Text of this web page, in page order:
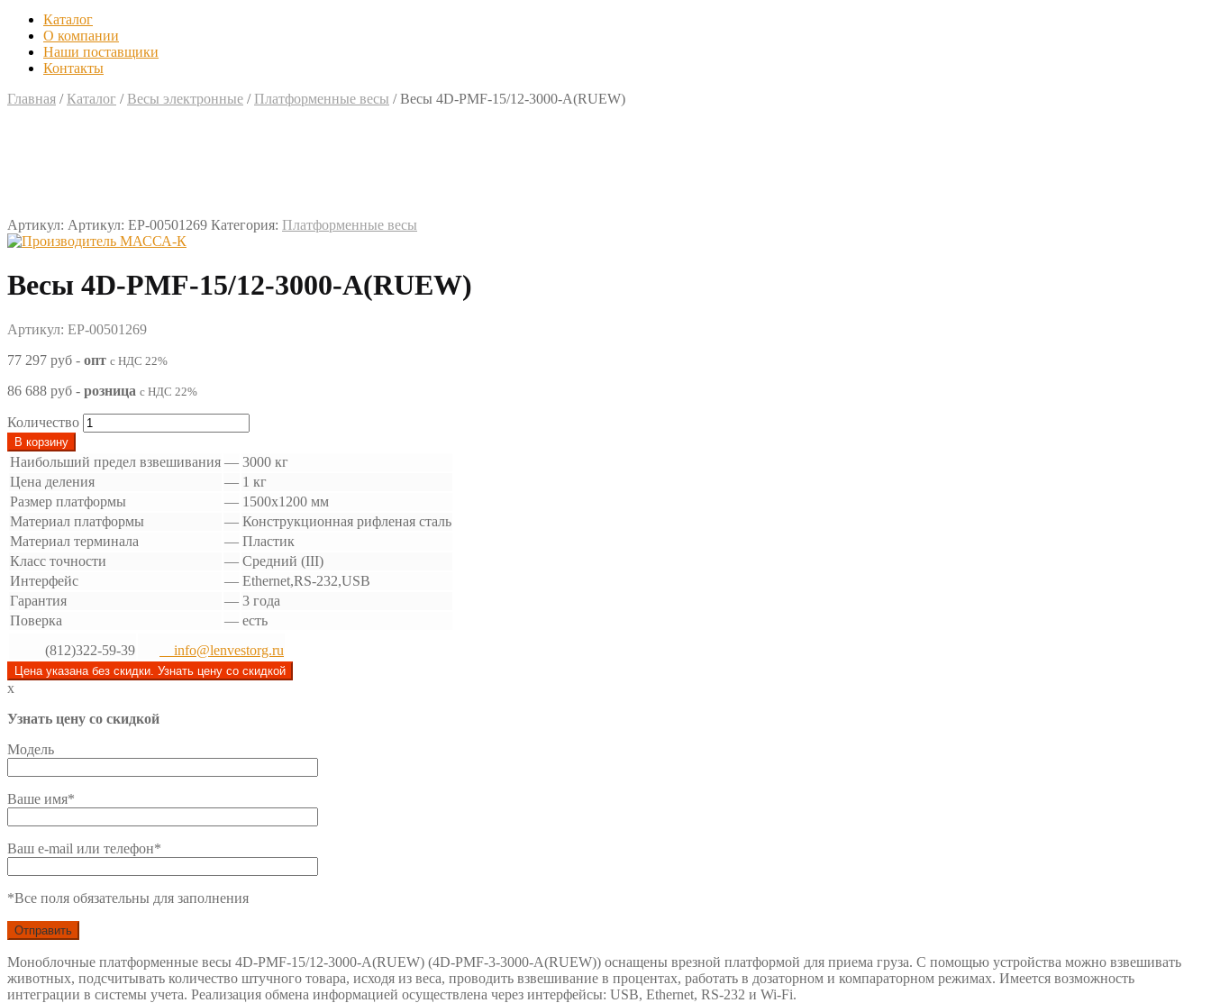
Каталог
О компании
Наши поставщики
Контакты
Главная / Каталог / Весы электронные / Платформенные весы /Весы 4D-PMF-15/12-3000-A(RUEW)
Артикул: Артикул: EP-00501269 Категория: Платформенные весы
Весы 4D-PMF-15/12-3000-A(RUEW)
Артикул: EP-00501269
77 297 руб - опт с НДС 22%
86 688 руб - розница с НДС 22%
Количество
В корзину
Наибольший предел взвешивания — 3000 кг
Цена деления
— 1 кг
Размер платформы
— 1500х1200 мм
Материал платформы
— Конструкционная рифленая сталь
Материал терминала
— Пластик
Класс точности
— Средний (III)
Интерфейс
— Ethernet,RS-232,USB
Гарантия
— 3 года
Поверка
— есть
(812)322-59-39
info@lenvestorg.ru
Цена указана без скидки. Узнать цену со скидкой
x
Узнать цену со скидкой
Модель
Ваше имя*
Ваш e-mail или телефон*
*Все поля обязательны для заполнения
Моноблочные платформенные весы 4D-PMF-15/12-3000-A(RUEW) (4D-PMF-3-3000-A(RUEW)) оснащены врезной платформой для приема груза. С помощью устройства можно взвешивать
животных, подсчитывать количество штучного товара, исходя из веса, проводить взвешивание в процентах, работать в дозаторном и компараторном режимах. Имеется возможность
интеграции в системы учета. Реализация обмена информацией осуществлена через интерфейсы: USB, Ethernet, RS-232 и Wi-Fi.